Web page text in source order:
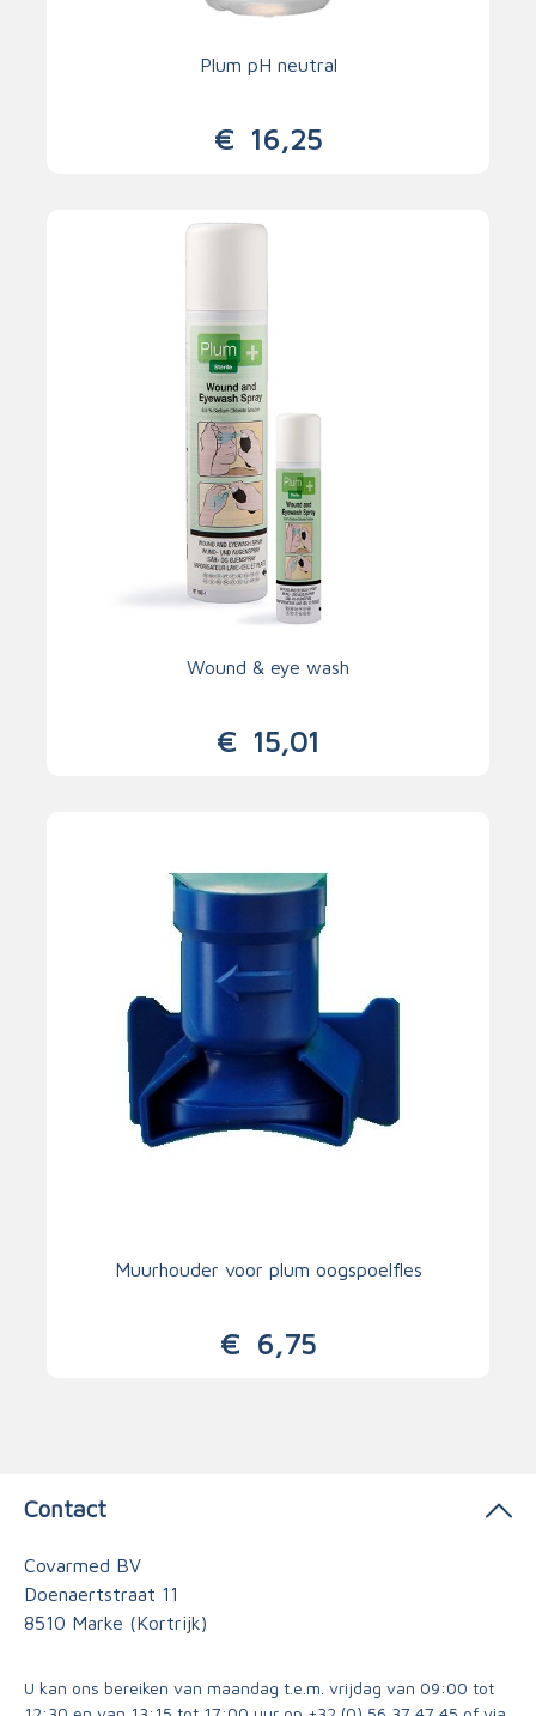
Plum pH neutral
€ 16,25
Wound & eye wash
€ 15,01
Muurhouder voor plum oogspoelfles
€ 6,75
Contact
Covarmed BV
Doenaertstraat 11
8510 Marke (Kortrijk)
U kan ons bereiken van maandag t.e.m. vrijdag van 09:00 tot